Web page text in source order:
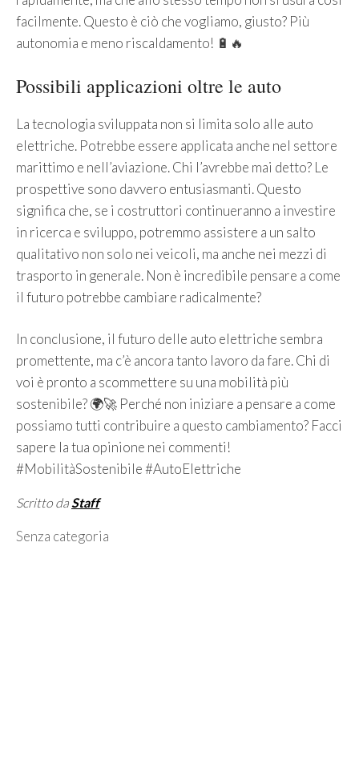
facilmente. Questo è ciò che vogliamo, giusto? Più
autonomia e meno riscaldamento! 🔋🔥
Possibili applicazioni oltre le auto
La tecnologia sviluppata non si limita solo alle auto
elettriche. Potrebbe essere applicata anche nel settore
marittimo e nell’aviazione. Chi l’avrebbe mai detto? Le
prospettive sono davvero entusiasmanti. Questo
significa che, se i costruttori continueranno a investire
in ricerca e sviluppo, potremmo assistere a un salto
qualitativo non solo nei veicoli, ma anche nei mezzi di
trasporto in generale. Non è incredibile pensare a come
il futuro potrebbe cambiare radicalmente?
In conclusione, il futuro delle auto elettriche sembra
promettente, ma c’è ancora tanto lavoro da fare. Chi di
voi è pronto a scommettere su una mobilità più
sostenibile? 🌍🚀 Perché non iniziare a pensare a come
possiamo tutti contribuire a questo cambiamento? Facci
sapere la tua opinione nei commenti!
#MobilitàSostenibile #AutoElettriche
Scritto daStaff
Categorie
Senza categoria